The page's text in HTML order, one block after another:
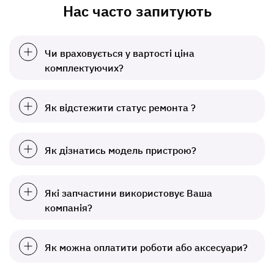
Нас часто запитують
Чи враховується у вартості ціна
комплектуючих?
Як відстежити статус ремонта ?
Як дізнатись модель пристрою?
Які запчастини використовує Ваша
компанія?
Як можна оплатити роботи або аксесуари?